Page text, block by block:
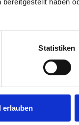
Statistiken
erlauben